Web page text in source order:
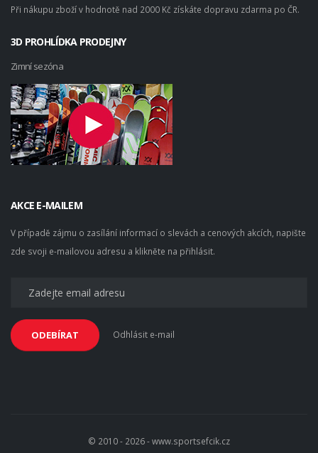
Při nákupu zboží v hodnotě nad 2000 Kč získáte dopravu zdarma po ČR.
3D PROHLÍDKA PRODEJNY
Zimní sezóna
AKCE E-MAILEM
V případě zájmu o zasílání informací o slevách a cenových akcích, napište
zde svoji e-mailovou adresu a klikněte na přihlásit.
ODEBÍRAT Odhlásit e-mail
© 2010 - 2026 - www.sportsefcik.cz